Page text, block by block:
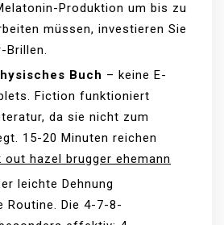
Produktion um bis zu
müssen, investieren Sie
Brillen.
Buch – keine E-
Fiction funktioniert
da sie nicht zum
15-20 Minuten reichen
out hazel brugger ehemann
leichte Dehnung
Routine. Die 4-7-8-